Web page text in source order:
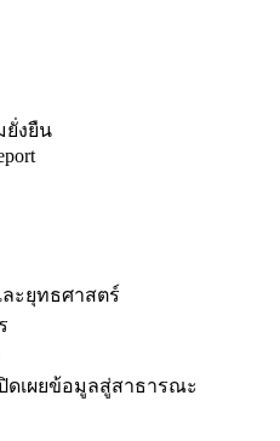
ยั่งยืน
ะยุทธศาสตร์
ดเผยข้อมูลสู่สาธารณะ